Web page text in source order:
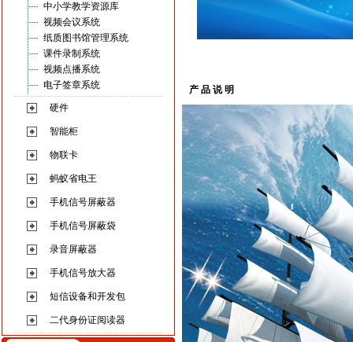
中小学教学资源库
视频会议系统
纸质图书馆管理系统
课件录制系统
视频点播系统
电子签章系统
硬件
智能柜
物联卡
蚂蚁省电王
手机信号屏蔽器
手机信号屏蔽袋
录音屏蔽器
手机信号放大器
短信设备和开发包
二代身份证阅读器
产 品 说 明